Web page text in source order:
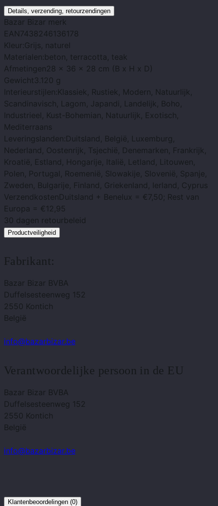
Details, verzending, retourzendingen
Bazar Bizar merk
EAN 7438246136178
Kleur:Grijs, naturel
Materialen:beton, terracotta, teak
Afmetingen28 x 36 x 28 cm (B x H x D)
Gewicht 3.120 g
Interieurstijlen:Klassiek, Rustiek, Modern, Natuurlijk,
Scandinavisch, Lagom, Japandi, Landelijk, Boho,
Industrieel, Kust-Bohemian, Natuurlijk, Exotisch,
Mediterraans
Leveringslanden:Duitsland, België, Luxemburg,
Nederland, Oostenrijk, Tsjechië, Denemarken, Frankrijk,
Kroatië, Estland, Hongarije, Italië, Letland, Litouwen,
Polen, Portugal, Roemenië, Slowakije, Slovenië, Spanje,
Zweden, Bulgarije, Finland, Griekenland, Ierland, Cyprus
VerzendkostenDuitsland + Benelux = €7,50; Rest van
Europa = €12,95
30 dagen retourbeleid
Productveiligheid
Fabrikant:
Bazar Bizar BVBA
Duffelsesteenweg 152
2550 Kontich
België
info@bazarbizar.be
Verantwoordelijke persoon in de EU
Bazar Bizar BVBA
Duffelsesteenweg 152
2550 Kontich
België
info@bazarbizar.be
Klantenbeoordelingen (0)